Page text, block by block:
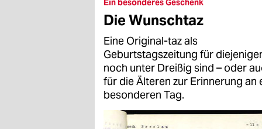
epaper login
Ein besonderes Geschenk
Die Wunschtaz
Eine Original-taz als
Geburtstagszeitung für
noch unter Dreißig sind – oder
für die Älteren zur Erinnerung an
besonderen Tag.